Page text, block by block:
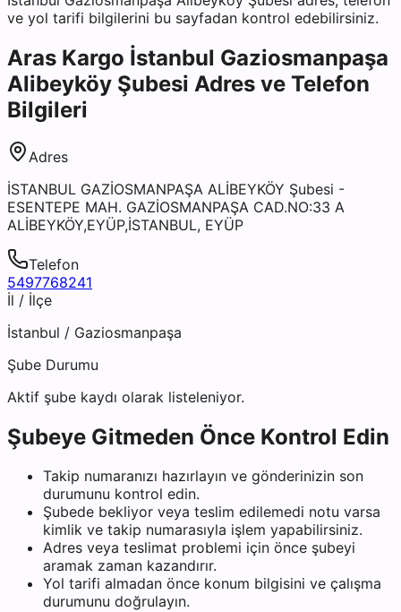
ve yol tarifi bilgilerini bu sayfadan kontrol edebilirsiniz.
Aras Kargo İstanbul Gaziosmanpaşa
Alibeyköy Şubesi Adres ve Telefon
Bilgileri
Adres
İSTANBUL GAZİOSMANPAŞA ALİBEYKÖY Şubesi -
ESENTEPE MAH. GAZİOSMANPAŞA CAD.NO:33 A
ALİBEYKÖY,EYÜP,İSTANBUL, EYÜP
Telefon
5497768241
İl / İlçe
İstanbul / Gaziosmanpaşa
Şube Durumu
Aktif şube kaydı olarak listeleniyor.
Şubeye Gitmeden Önce Kontrol Edin
Takip numaranızı hazırlayın ve gönderinizin son
durumunu kontrol edin.
Şubede bekliyor veya teslim edilemedi notu varsa
kimlik ve takip numarasıyla işlem yapabilirsiniz.
Adres veya teslimat problemi için önce şubeyi
aramak zaman kazandırır.
Yol tarifi almadan önce konum bilgisini ve çalışma
durumunu doğrulayın.